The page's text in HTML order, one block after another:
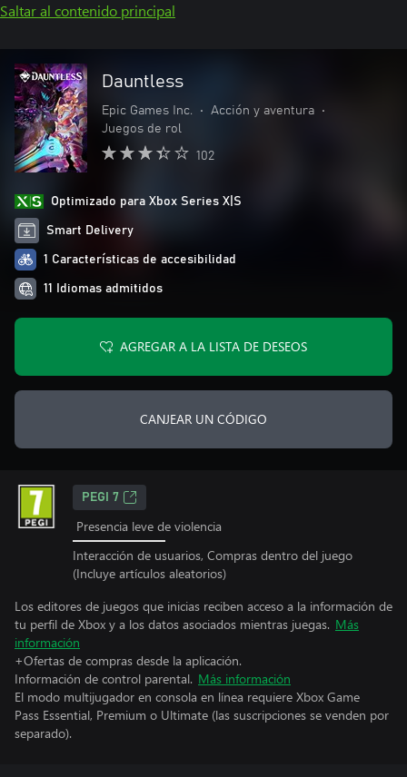
Saltar al contenido principal
Dauntless
Epic Games Inc. • Acción y aventura
•
Juegos de rol
102
Optimizado para Xbox Series X|S
Smart Delivery
1 Características de accesibilidad
11 Idiomas admitidos
AGREGAR A LA LISTA DE DESEOS
CANJEAR UN CÓDIGO
PEGI 7
Presencia leve de violencia
Interacción de usuarios, Compras dentro del juego
(Incluye artículos aleatorios)
Los editores de juegos que inicias reciben acceso a la información de
tu perfil de Xbox y a los datos asociados mientras juegas. Más
información
+Ofertas de compras desde la aplicación.
Información de control parental. Más información
El modo multijugador en consola en línea requiere Xbox Game
Pass Essential, Premium o Ultimate (las suscripciones se venden por
separado).